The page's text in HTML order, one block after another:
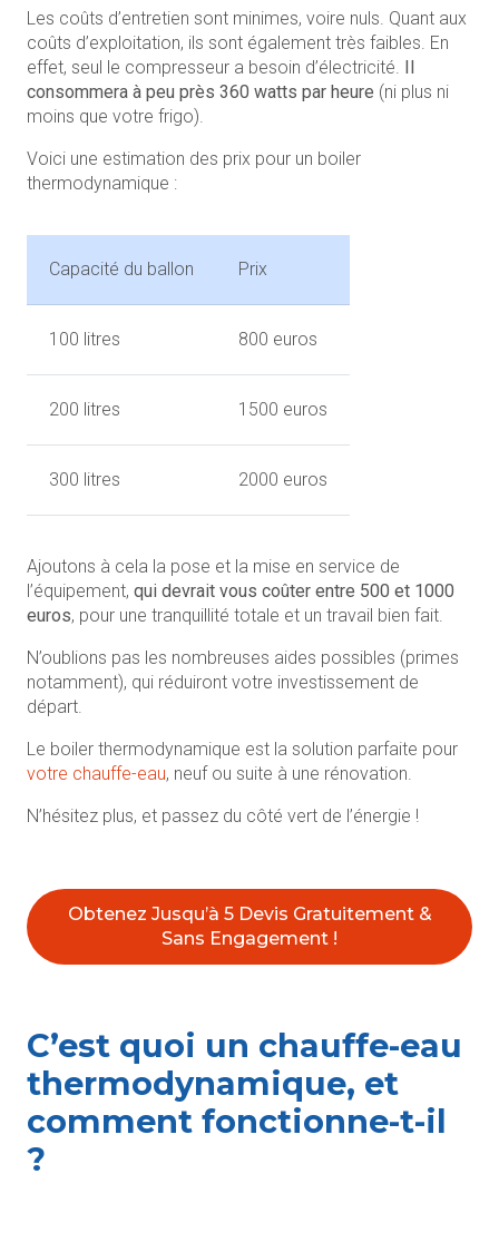
Les coûts d’entretien sont minimes, voire nuls. Quant aux
coûts d’exploitation, ils sont également très faibles. En
effet, seul le compresseur a besoin d’électricité. Il
consommera à peu près 360 watts par heure (ni plus ni
moins que votre frigo).
Voici une estimation des prix pour un boiler
thermodynamique :
Capacité du ballon Prix
100 litres 800 euros
200 litres 1500 euros
300 litres 2000 euros
Ajoutons à cela la pose et la mise en service de
l’équipement, qui devrait vous coûter entre 500 et 1000
euros, pour une tranquillité totale et un travail bien fait.
N’oublions pas les nombreuses aides possibles (primes
notamment), qui réduiront votre investissement de
départ.
Le boiler thermodynamique est la solution parfaite pour
votre chauffe-eau, neuf ou suite à une rénovation.
N’hésitez plus, et passez du côté vert de l’énergie !
Obtenez Jusqu’à 5 Devis Gratuitement &
Sans Engagement !
C’est quoi un chauffe-eau
thermodynamique, et
comment fonctionne-t-il
?